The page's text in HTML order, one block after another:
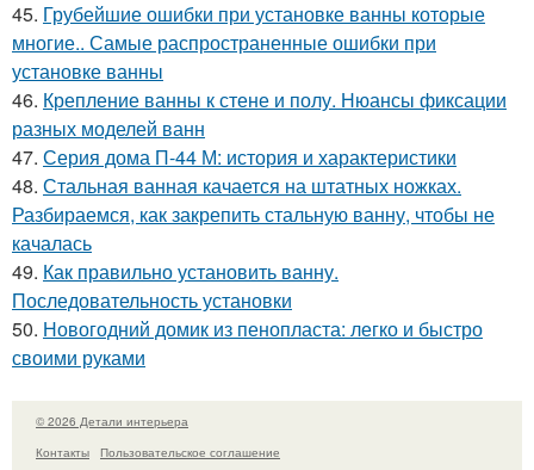
45. Грубейшие ошибки при установке ванны которые
многие.. Самые распространенные ошибки при
установке ванны
46. Крепление ванны к стене и полу. Нюансы фиксации
разных моделей ванн
47. Серия дома П-44 М: история и характеристики
48. Стальная ванная качается на штатных ножках.
Разбираемся, как закрепить стальную ванну, чтобы не
качалась
49. Как правильно установить ванну.
Последовательность установки
50. Новогодний домик из пенопласта: легко и быстро
своими руками
© 2026 Детали интерьера
Контакты
Пользовательское соглашение